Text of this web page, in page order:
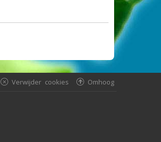
Omhoog
Verwijder cookies